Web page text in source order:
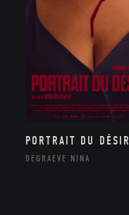
PORTRAIT DU DÉSIR
DEGRAEVE NINA